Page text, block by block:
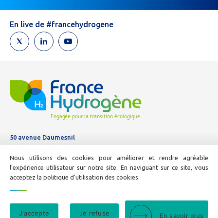
un
humain,
ne
remplissez
pas
En live de #francehydrogene
50 avenue Daumesnil
01 44 11 10 04
E-mail :
info@france-hydrogene.org
Nous utilisons des cookies pour améliorer et rendre agréable
l'expérience utilisateur sur notre site. En naviguant sur ce site, vous
acceptez la politique d'utilisation des cookies.
J'accepte Je refuse En savoir plus